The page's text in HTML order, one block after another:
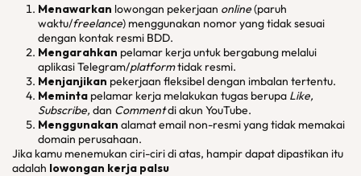
Menawarkan lowongan pekerjaan online(paruh
waktu/freelance) menggunakan nomor yang tidak sesuai
dengan kontak resmi BDD.
Mengarahkan pelamar kerja untuk bergabung melalui
aplikasi Telegram/platformtidak resmi.
Menjanjikan pekerjaan fleksibel dengan imbalan tertentu.
Meminta pelamar kerja melakukan tugas berupa Like,
Subscribe, dan Commentdi akun YouTube.
Menggunakan alamat email non-resmi yang tidak memakai
domain perusahaan.
Jika kamu menemukan ciri-ciri di atas, hampir dapat dipastikan itu
adalah lowongan kerja palsu